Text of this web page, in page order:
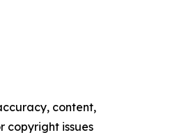
content,
copyright issues